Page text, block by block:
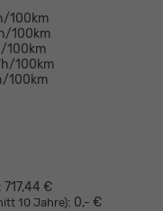
100km
100km
100km
100km
100km
717,44 €
10 Jahre): 0,- €